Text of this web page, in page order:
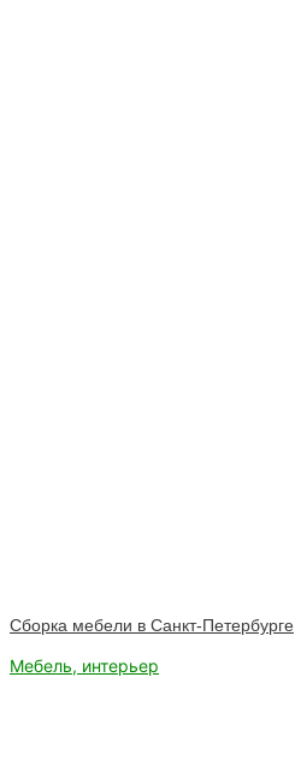
Сборка мебели в Санкт-Петербурге
Мебель, интерьер